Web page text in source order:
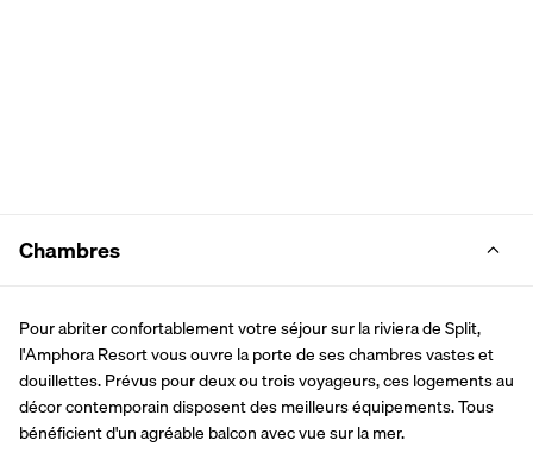
Chambres
Pour abriter confortablement votre séjour sur la riviera de Split,
l'Amphora Resort vous ouvre la porte de ses chambres vastes et
douillettes. Prévus pour deux ou trois voyageurs, ces logements au
décor contemporain disposent des meilleurs équipements. Tous
bénéficient d'un agréable balcon avec vue sur la mer.